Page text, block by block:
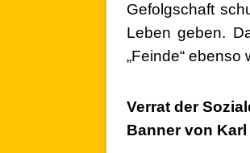
Gefolgschaft
Leben geben.
„Feinde“
Verrat der
Banner von